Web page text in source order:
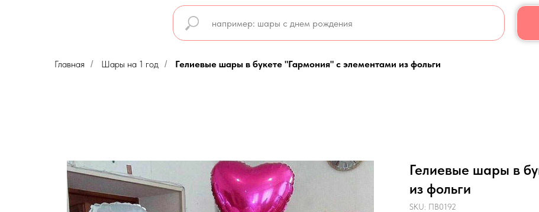
Главная / Шары на 1 год / Гелиевые шары в букете "Гармония" с элементами из фольги
Гелиевые шары в
из фольги
SKU: ПВ0192